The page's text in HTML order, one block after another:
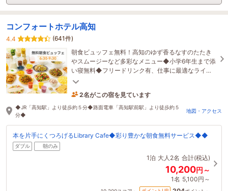
コンフォートホテル高知
4.4
(641件)
朝食ビュッフェ無料！高知のゆず香るなすのたたき
やスムージーなど多彩なメニュー◆小学6年生まで添
い寝無料◆フリードリンク有、仕事に最適なライブ
ラリーカフェ！チェックイン前アウト後利用可能
2名がこの宿を見ています
4時間前に予約されました
◆JR「高知駅」より徒歩約５分◆路面電車「高知駅前駅」より徒歩約５
分◆
地図・アクセス
本を片手にくつろげるLibrary Cafe◆彩り豊かな朝食無料サービス◆◆
ダブル 朝のみ
1泊 大人2名 合計(税込)
10,200円～
1名 5,100円～